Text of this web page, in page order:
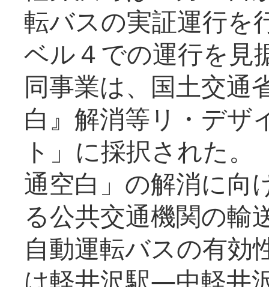
転バスの実証運行を
ベル４での運行を見
同事業は、国土交通
白』解消等リ・デザ
ト」に採択された
通空白」の解消に向
る公共交通機関の輸
自動運転バスの有効